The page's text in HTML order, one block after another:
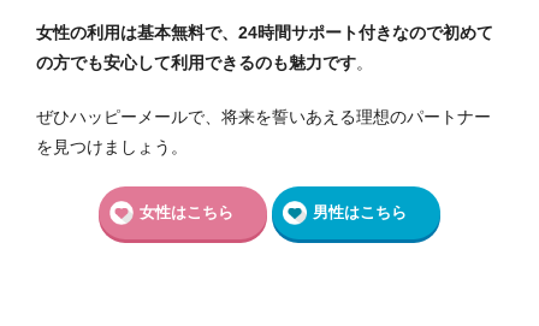
女性の利用は基本無料で、24時間サポート付きなので初めて
の方でも安心して利用できるのも魅力です。
ぜひハッピーメールで、将来を誓いあえる理想のパートナー
を見つけましょう。
女性はこちら 男性はこちら